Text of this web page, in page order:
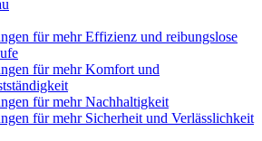
für mehr Effizienz und reibungslose
für mehr Komfort und
für mehr Nachhaltigkeit
für mehr Sicherheit und Verlässlichkeit